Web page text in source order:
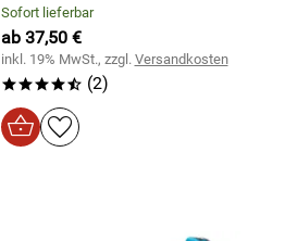
Sofort lieferbar
ab 37,50 €
inkl. 19% MwSt., zzgl. Versandkosten
****/ (2)